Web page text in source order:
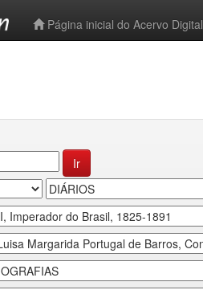
Página inicial do Acervo Digital